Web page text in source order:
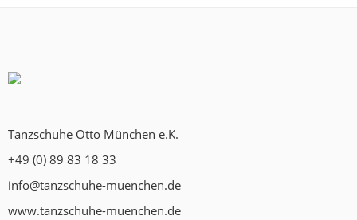
Tanzschuhe Otto München e.K.
+49 (0) 89 83 18 33
info@tanzschuhe-muenchen.de
www.tanzschuhe-muenchen.de